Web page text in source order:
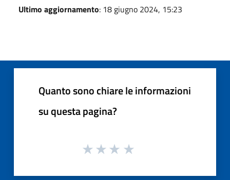
Ultimo aggiornamento: 18 giugno 2024, 15:23
Quanto sono chiare le informazioni
su questa pagina?